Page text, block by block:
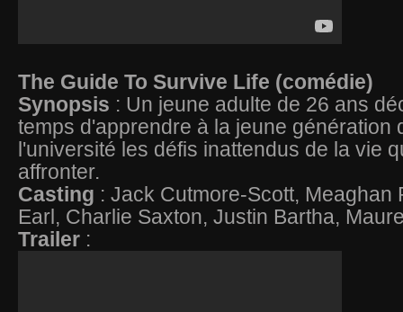
The Guide To Survive Life (comédie)
Synopsis : Un jeune adulte de 26 ans
temps d'apprendre à la jeune génération
l'université les défis inattendus de la vie
affronter.
Casting : Jack Cutmore-Scott, Meaghan
Earl, Charlie Saxton, Justin Bartha,
Trailer :